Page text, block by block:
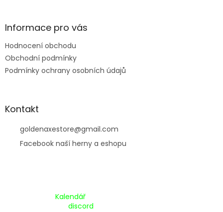
Informace pro vás
Hodnocení obchodu
Obchodní podmínky
Podmínky ochrany osobních údajů
Kontakt
goldenaxestore@gmail.com
Facebook naší herny a eshopu
Kalendář
discord